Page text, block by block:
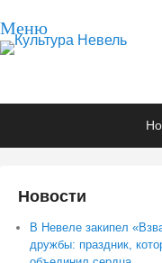
Меню
Культура
Новости
В Невеле закипел
дружбы: праздник,